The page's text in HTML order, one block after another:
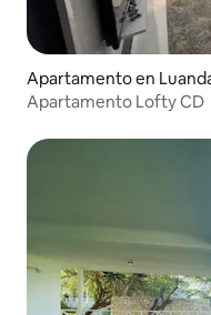
Apartamento en
Apartamento Lofty CD